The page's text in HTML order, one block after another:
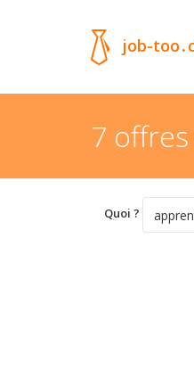
job-too.
7
Quoi ?